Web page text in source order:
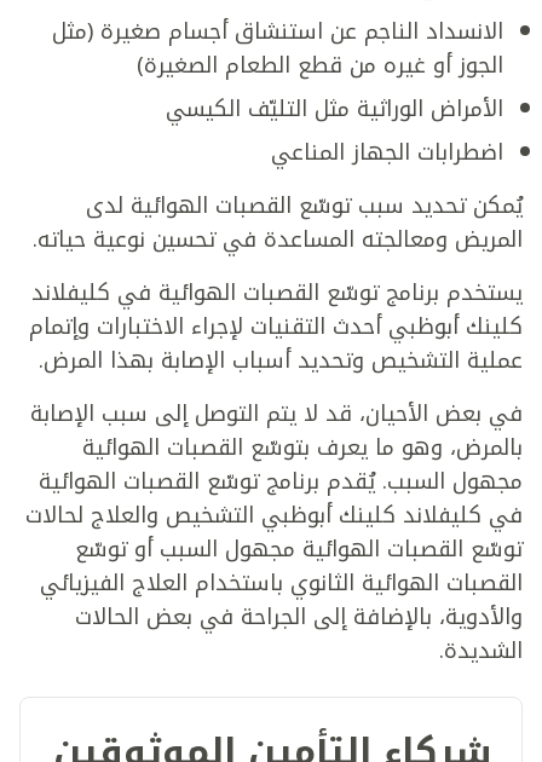
الانسداد الناجم عن استنشاق أجسام صغيرة (مثل
الجوز أو غيره من قطع الطعام الصغيرة)
الأمراض الوراثية مثل التليّف الكيسي
اضطرابات الجهاز المناعي
يُمكن تحديد سبب توسّع القصبات الهوائية لدى
المريض ومعالجته المساعدة في تحسين نوعية حياته.
يستخدم برنامج توسّع القصبات الهوائية في كليفلاند
كلينك أبوظبي أحدث التقنيات لإجراء الاختبارات وإتمام
عملية التشخيص وتحديد أسباب الإصابة بهذا المرض.
في بعض الأحيان، قد لا يتم التوصل إلى سبب الإصابة
بالمرض، وهو ما يعرف بتوسّع القصبات الهوائية
مجهول السبب. يُقدم برنامج توسّع القصبات الهوائية
في كليفلاند كلينك أبوظبي التشخيص والعلاج لحالات
توسّع القصبات الهوائية مجهول السبب أو توسّع
القصبات الهوائية الثانوي باستخدام العلاج الفيزيائي
والأدوية، بالإضافة إلى الجراحة في بعض الحالات
الشديدة.